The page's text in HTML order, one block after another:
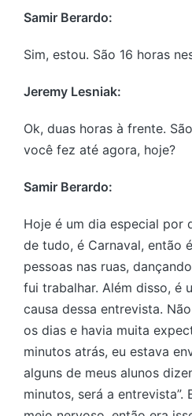
Samir Berardo:
Sim, estou. São 16 horas
Jeremy Lesniak:
Ok, duas horas à frente.
você fez até agora, hoje?
Samir Berardo:
Hoje é um dia especial por
de tudo, é Carnaval, então
pessoas nas ruas,
fui trabalhar. Além disso, é
causa dessa entrevista.
os dias e havia muita
minutos atrás, eu estava
alguns de meus alunos
minutos, será a entrevista”.